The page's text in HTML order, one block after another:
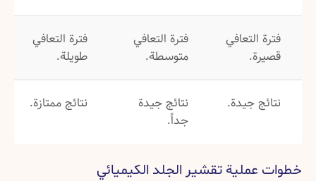
فترة التعافي
قصيرة.
فترة التعافي
متوسطة.
فترة التعافي
طويلة.
نتائج جيدة.
نتائج جيدة
جداً.
نتائج ممتازة.
خطوات عملية تقشير الجلد الكيميائي